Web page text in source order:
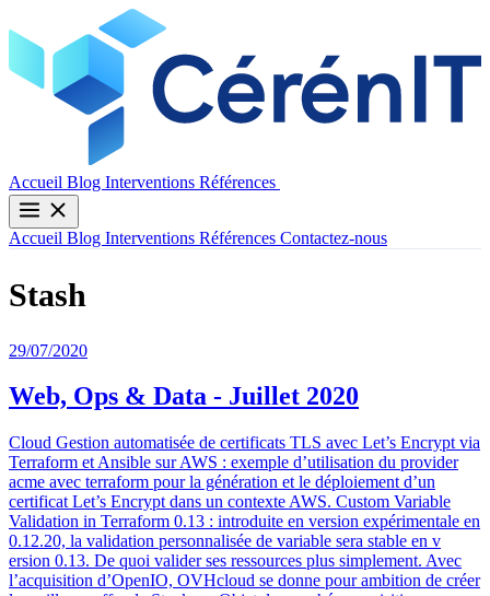
Accueil Blog Interventions Références
Accueil Blog Interventions Références Contactez-nous
Stash
29/07/2020
Web, Ops & Data - Juillet 2020
Cloud Gestion automatisée de certificats TLS avec Let’s Encrypt via
Terraform et Ansible sur AWS : exemple d’utilisation du provider
acme avec terraform pour la génération et le déploiement d’un
certificat Let’s Encrypt dans un contexte AWS. Custom Variable
Validation in Terraform 0.13 : introduite en version expérimentale en
0.12.20, la validation personnalisée de variable sera stable en v
ersion 0.13. De quoi valider ses ressources plus simplement. Avec
l’acquisition d’OpenIO, OVHcloud se donne pour ambition de créer